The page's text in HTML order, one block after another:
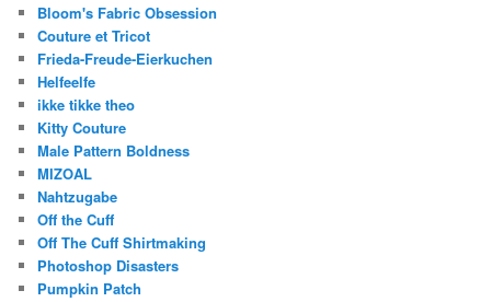
Bloom's Fabric Obsession
Couture et Tricot
Frieda-Freude-Eierkuchen
Helfeelfe
ikke tikke theo
Kitty Couture
Male Pattern Boldness
MIZOAL
Nahtzugabe
Off the Cuff
Off The Cuff Shirtmaking
Photoshop Disasters
Pumpkin Patch